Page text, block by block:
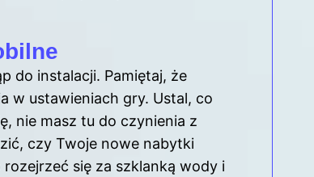
do instalacji. Pamiętaj, że
w ustawieniach gry. Ustal, co
nie masz tu do czynienia z
czy Twoje nowe nabytki
się za szklanką wody i